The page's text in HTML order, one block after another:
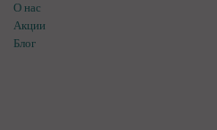
О нас
Акции
Блог